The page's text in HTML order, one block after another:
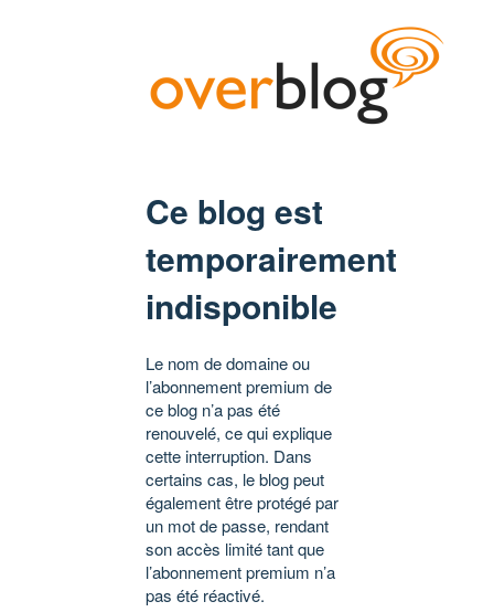
Ce blog est
temporairement
indisponible
Le nom de domaine ou
l’abonnement premium de
ce blog n’a pas été
renouvelé, ce qui explique
cette interruption. Dans
certains cas, le blog peut
également être protégé par
un mot de passe, rendant
son accès limité tant que
l’abonnement premium n’a
pas été réactivé.